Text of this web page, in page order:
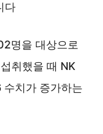
다
명을 대상으로
취했을 때 NK
치가 증가하는